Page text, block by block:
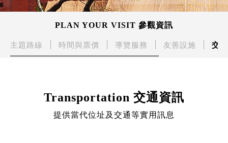
PLAN YOUR VISIT 參觀資訊
主題路線 時間與票價 導覽服務 友善設施 交
Transportation 交通資訊
提供當代位址及交通等實用訊息